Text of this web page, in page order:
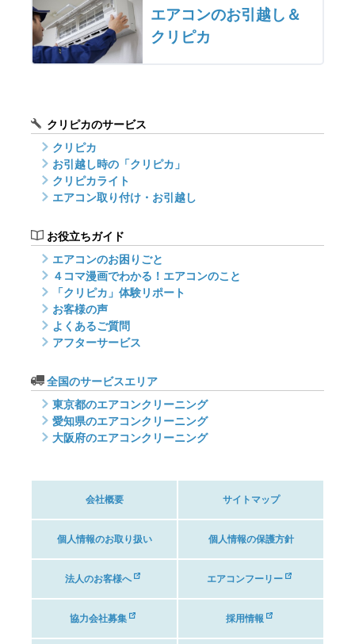
エアコンのお引越し＆
クリピカ
クリピカのサービス
クリピカ
お引越し時の「クリピカ」
クリピカライト
エアコン取り付け・お引越し
お役立ちガイド
エアコンのお困りごと
４コマ漫画でわかる！エアコンのこと
「クリピカ」体験リポート
お客様の声
よくあるご質問
アフターサービス
全国のサービスエリア
東京都のエアコンクリーニング
愛知県のエアコンクリーニング
大阪府のエアコンクリーニング
会社概要 サイトマップ
個人情報のお取り扱い 個人情報の保護方針
法人のお客様へ エアコンフーリー
協力会社募集 採用情報